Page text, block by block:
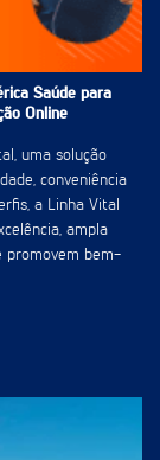
Saúde para
Online
uma solução
conveniência
a Linha Vital
ampla
promovem bem-